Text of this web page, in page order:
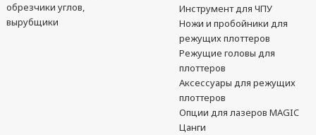
обрезчики углов,
вырубщики
Инструмент для ЧПУ
Ножи и пробойники для
режущих плоттеров
Режущие головы для
плоттеров
Аксессуары для режущих
плоттеров
Опции для лазеров MAGIC
Цанги